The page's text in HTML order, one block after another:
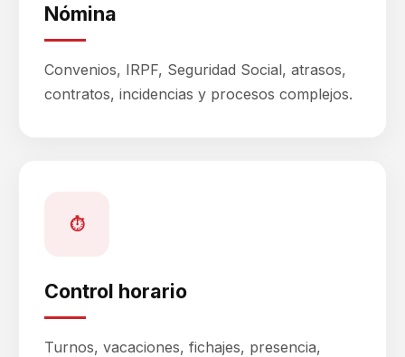
Nómina
Convenios, IRPF, Seguridad Social, atrasos,
contratos, incidencias y procesos complejos.
⏱
Control horario
Turnos, vacaciones, fichajes, presencia,